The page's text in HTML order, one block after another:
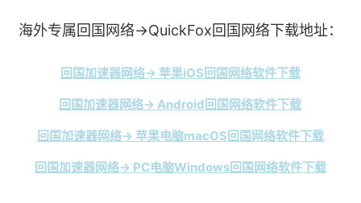
海外专属回国网络→QuickFox回国网络下载地址：
回国加速器网络→ 苹果iOS回国网络软件下载
回国加速器网络→ Android回国网络软件下载
回国加速器网络→ 苹果电脑macOS回国网络软件下载
回国加速器网络→ PC电脑Windows回国网络软件下载